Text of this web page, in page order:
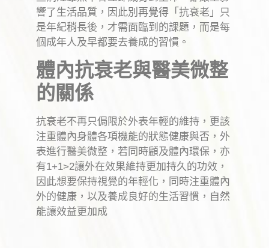
響了生活品質，因此別再覺得「抗衰老」只
是年紀稍長後，才需面臨到的課題，而是每
個成年人及早都要去養成的習慣。
體內抗衰老與醫美微整
的關係
抗衰老不再只侷限於外表年輕的維持，更該
注重體內身體各項機能的狀態健康與否，外
表進行醫美微整，若同時顧及體內環保，亦
有1+1>2讓外在效果維持更加持久的功效，
因此想要保持視覺的年輕化，同時注重體內
外的健康，以及養成良好的生活習慣，自然
能讓效益更加成